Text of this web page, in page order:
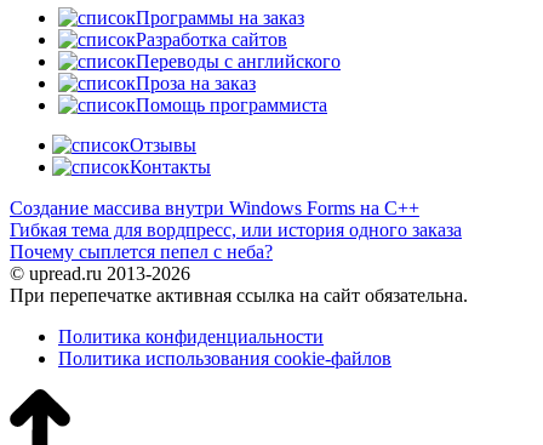
Программы на заказ
Разработка сайтов
Переводы с английского
Проза на заказ
Помощь программиста
Отзывы
Контакты
Создание массива внутри Windows Forms на C++
Гибкая тема для вордпресс, или история одного заказа
Почему сыплется пепел с неба?
© upread.ru 2013-2026
При перепечатке активная ссылка на сайт обязательна.
Политика конфиденциальности
Политика использования cookie-файлов